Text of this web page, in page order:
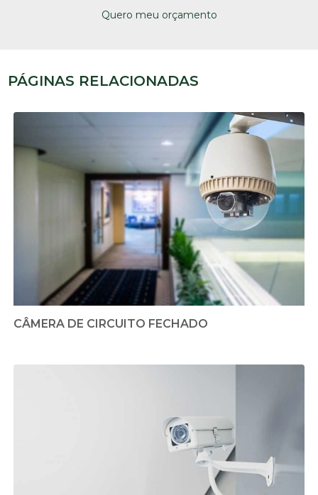
Quero meu orçamento
PÁGINAS RELACIONADAS
CÂMERA DE CIRCUITO FECHADO